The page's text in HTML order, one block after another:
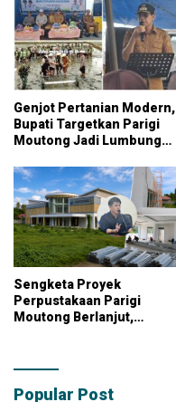
Genjot Pertanian Modern,
Bupati Targetkan Parigi
Moutong Jadi Lumbung
Sengketa Proyek
Perpustakaan Parigi
Moutong Berlanjut,
dengan Dana Pribadi
Popular Post